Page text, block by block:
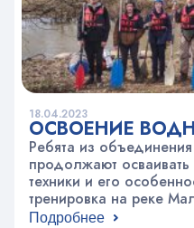
18.04.2023
ОСВОЕНИЕ
Ребята из
продолжают
техники и его
тренировка на реке
прошли по Истре 45
Подробнее